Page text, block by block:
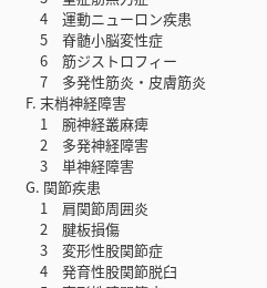
4 運動ニューロン疾患
5 脊髄小脳変性症
6 筋ジストロフィー
7 多発性筋炎・皮膚筋炎
F. 末梢神経障害
1 腕神経叢麻痺
2 多発神経障害
3 単神経障害
G. 関節疾患
1 肩関節周囲炎
2 腱板損傷
3 変形性股関節症
4 発育性股関節脱臼